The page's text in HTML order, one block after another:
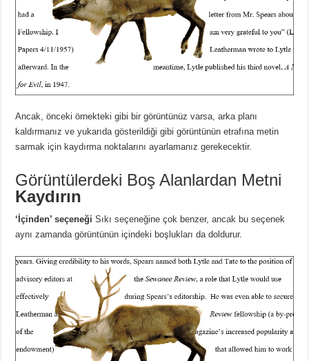
Ancak, önceki örnekteki gibi bir görüntünüz varsa, arka planı
kaldırmanız ve yukarıda gösterildiği gibi görüntünün etrafına metin
sarmak için kaydırma noktalarını ayarlamanız gerekecektir.
Görüntülerdeki Boş Alanlardan Metni
Kaydırın
‘İçinden’ seçeneği Sıkı seçeneğine çok benzer, ancak bu seçenek
aynı zamanda görüntünün içindeki boşlukları da doldurur.